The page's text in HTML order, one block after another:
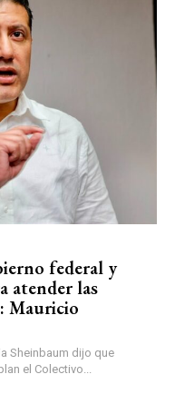
federal y
atender las
Mauricio
Sheinbaum dijo que
el Colectivo...